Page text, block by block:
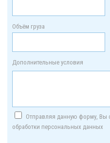
Объём груза
Дополнительные условия
Отправляя данную форму, Вы
обработки персональных данных